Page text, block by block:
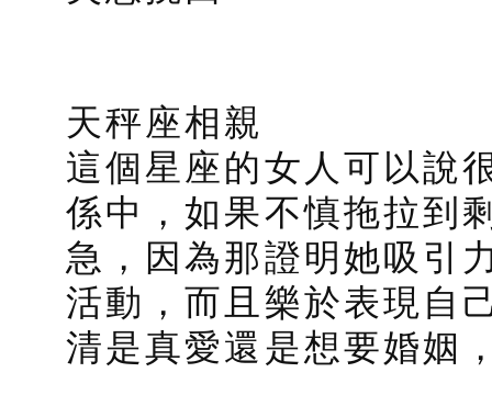
天秤座相親
這個星座的女人可以說
係中，如果不慎拖拉到
急，因為那證明她吸引
活動，而且樂於表現自
清是真愛還是想要婚姻